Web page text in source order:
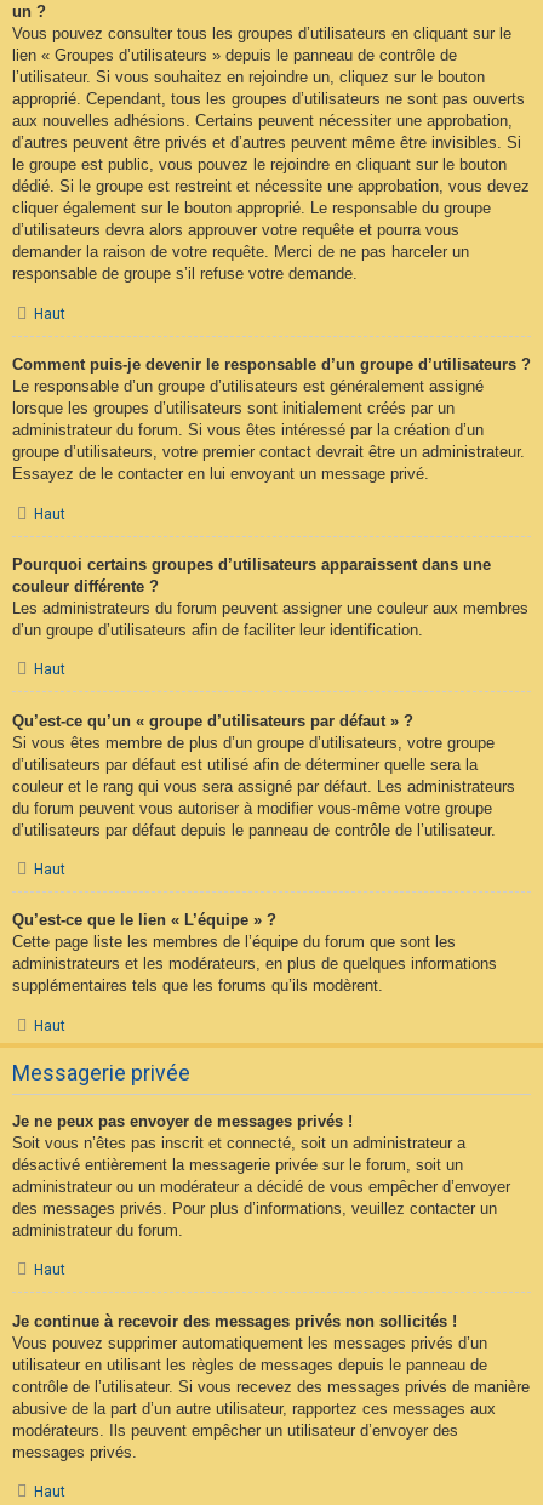
un ?
Vous pouvez consulter tous les groupes d’utilisateurs en cliquant sur le
lien « Groupes d’utilisateurs » depuis le panneau de contrôle de
l’utilisateur. Si vous souhaitez en rejoindre un, cliquez sur le bouton
approprié. Cependant, tous les groupes d’utilisateurs ne sont pas ouverts
aux nouvelles adhésions. Certains peuvent nécessiter une approbation,
d’autres peuvent être privés et d’autres peuvent même être invisibles. Si
le groupe est public, vous pouvez le rejoindre en cliquant sur le bouton
dédié. Si le groupe est restreint et nécessite une approbation, vous devez
cliquer également sur le bouton approprié. Le responsable du groupe
d’utilisateurs devra alors approuver votre requête et pourra vous
demander la raison de votre requête. Merci de ne pas harceler un
responsable de groupe s’il refuse votre demande.
Haut
Comment puis-je devenir le responsable d’un groupe d’utilisateurs ?
Le responsable d’un groupe d’utilisateurs est généralement assigné
lorsque les groupes d’utilisateurs sont initialement créés par un
administrateur du forum. Si vous êtes intéressé par la création d’un
groupe d’utilisateurs, votre premier contact devrait être un administrateur.
Essayez de le contacter en lui envoyant un message privé.
Haut
Pourquoi certains groupes d’utilisateurs apparaissent dans une
couleur différente ?
Les administrateurs du forum peuvent assigner une couleur aux membres
d’un groupe d’utilisateurs afin de faciliter leur identification.
Haut
Qu’est-ce qu’un « groupe d’utilisateurs par défaut » ?
Si vous êtes membre de plus d’un groupe d’utilisateurs, votre groupe
d’utilisateurs par défaut est utilisé afin de déterminer quelle sera la
couleur et le rang qui vous sera assigné par défaut. Les administrateurs
du forum peuvent vous autoriser à modifier vous-même votre groupe
d’utilisateurs par défaut depuis le panneau de contrôle de l’utilisateur.
Haut
Qu’est-ce que le lien « L’équipe » ?
Cette page liste les membres de l’équipe du forum que sont les
administrateurs et les modérateurs, en plus de quelques informations
supplémentaires tels que les forums qu’ils modèrent.
Haut
Messagerie privée
Je ne peux pas envoyer de messages privés !
Soit vous n’êtes pas inscrit et connecté, soit un administrateur a
désactivé entièrement la messagerie privée sur le forum, soit un
administrateur ou un modérateur a décidé de vous empêcher d’envoyer
des messages privés. Pour plus d’informations, veuillez contacter un
administrateur du forum.
Haut
Je continue à recevoir des messages privés non sollicités !
Vous pouvez supprimer automatiquement les messages privés d’un
utilisateur en utilisant les règles de messages depuis le panneau de
contrôle de l’utilisateur. Si vous recevez des messages privés de manière
abusive de la part d’un autre utilisateur, rapportez ces messages aux
modérateurs. Ils peuvent empêcher un utilisateur d’envoyer des
messages privés.
Haut